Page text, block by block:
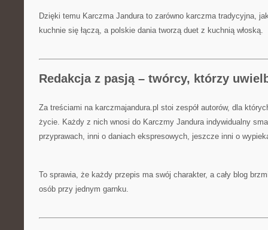
Dzięki temu Karczma Jandura to zarówno karczma tradycyjna,
kuchnie się łączą, a polskie dania tworzą duet z kuchnią włoską.
Redakcja z pasją – twórcy, którzy
Za treściami na karczmajandura.pl stoi zespół autorów, dla
życie. Każdy z nich wnosi do Karczmy Jandura indywidualny
przyprawach, inni o daniach ekspresowych, jeszcze inni o
To sprawia, że każdy przepis ma swój charakter, a cały blog
osób przy jednym garnku.